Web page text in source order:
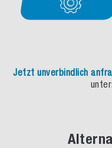
Jetzt unverbindlich
unter: